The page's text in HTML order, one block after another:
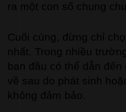
ra một con số chung
Cuối cùng, đừng chỉ
nhất. Trong nhiều
ban đầu có thể dẫn
về sau do phát sinh
không đảm bảo.